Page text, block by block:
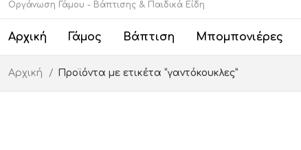
Οργάνωση Γάμου - Βάπτισης & Παιδικά Είδη
Αρχική Γάμος Βάπτιση Μπομπονιέρες
Αρχική Προϊόντα με ετικέτα “γαντόκουκλες”